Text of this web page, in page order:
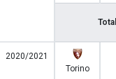
Total
2020/2021
Torino